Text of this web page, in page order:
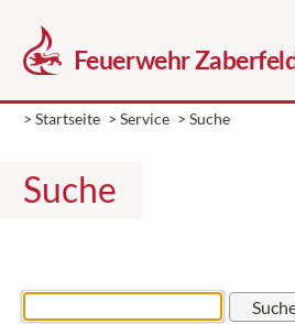
> Startseite > Service > Suche
Suche